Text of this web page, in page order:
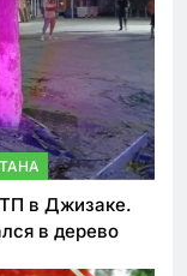
в Джизаке.
в дерево